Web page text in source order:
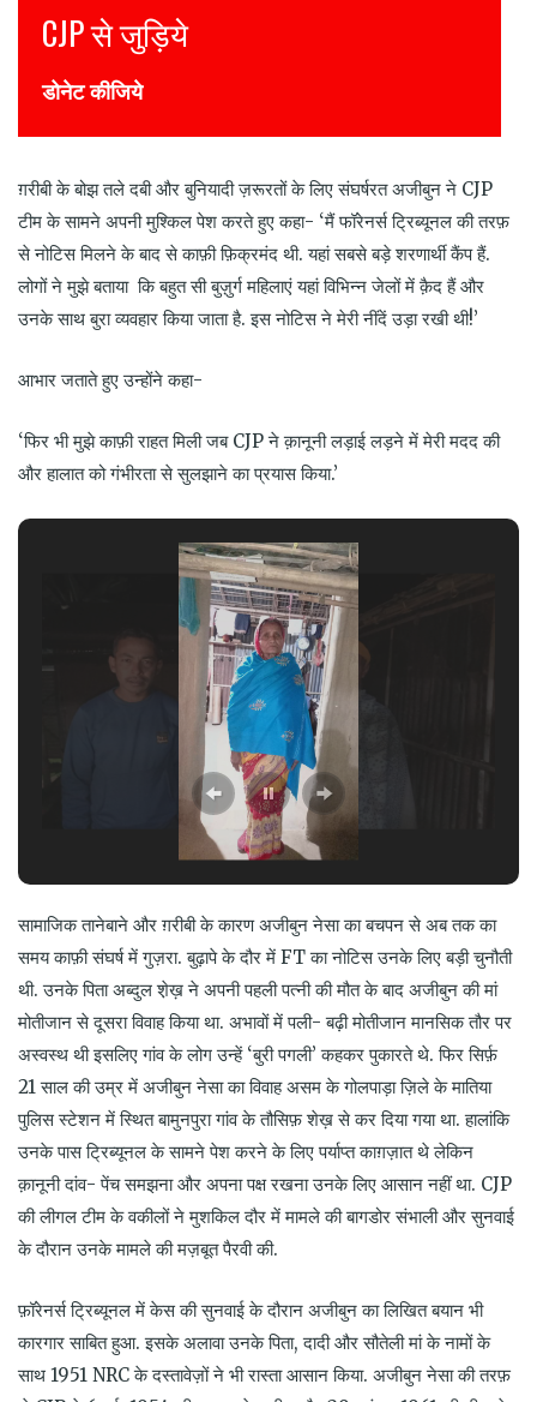
Join CJP
DONATE NOW
ग़रीबी के बोझ तले दबी और बुनियादी ज़रूरतों के लिए संघर्षरत अजीबुन ने CJP
टीम के सामने अपनी मुश्किल पेश करते हुए कहा- ‘मैं फॉरेनर्स ट्रिब्यूनल की तरफ़
से नोटिस मिलने के बाद से काफ़ी फ़िक्रमंद थी.यहां सबसे बड़े शरणार्थी कैंप हैं.
लोगों ने मुझे बताया कि बहुत सी बुज़ुर्ग महिलाएं यहां विभिन्न जेलों में क़ैद हैं और
उनके साथ बुरा व्यवहार किया जाता है. इस नोटिस ने मेरी नींदें उड़ा रखी थी!’
आभार जताते हुए उन्होंने कहा-
‘फिर भी मुझे काफ़ी राहत मिली जबCJPने क़ानूनी लड़ाई लड़ने में मेरी मदद की
और हालात को गंभीरता से सुलझाने का प्रयास किया.’
सामाजिक तानेबाने और ग़रीबी के कारण अजीबुन नेसा का बचपन से अब तक का
समय काफ़ी संघर्ष में गुज़रा. बुढ़ापे के दौर में FTका नोटिस उनके लिए बड़ी चुनौती
थी. उनके पिता अब्दुल श़ेख़ ने अपनी पहली पत्नी की मौत के बाद अजीबुन की मां
मोतीजान से दूसरा विवाह किया था. अभावों में पली- बढ़ी मोतीजान मानसिक तौर पर
अस्वस्थ थी इसलिए गांव के लोग उन्हें ‘बुरी पगली’ कहकर पुकारते थे. फिर सिर्फ़
21 साल की उम्र में अजीबुन नेसा का विवाह असम के गोलपाड़ा ज़िले के मातिया
पुलिस स्टेशन में स्थित बामुनपुरा गांव के तौसिफ़ शेख़ से कर दिया गया था. हालांकि
उनके पास ट्रिब्यूनल के सामने पेश करने के लिए पर्याप्त काग़ज़ात थे लेकिन
क़ानूनी दांव- पेंच समझना और अपना पक्ष रखना उनके लिए आसान नहीं था. CJP
की लीगल टीम के वकीलों ने मुशकिल दौर में मामले की बागडोर संभाली और सुनवाई
के दौरान उनके मामले की मज़बूत पैरवी की.
फ़ॉरेनर्स ट्रिब्यूनल में केस की सुनवाई के दौरान अजीबुन का लिखित बयान भी
कारगार साबित हुआ. इसके अलावा उनके पिता, दादी और सौतेली मां के नामों के
साथ 1951 NRCके दस्तावेज़ों ने भी रास्ता आसान किया. अजीबुन नेसा की तरफ़